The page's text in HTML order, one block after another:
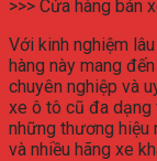
>>> Cửa hàng bán
Với kinh nghiệm
hàng này mang
chuyên nghiệp và
xe ô tô cũ đa dạng
những thương hiệu
và nhiều hãng xe